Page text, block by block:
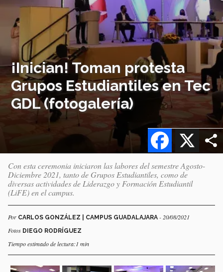
¡Inician! Toman protesta
Grupos Estudiantiles en Tec
GDL (fotogalería)
X
Facebook
Con esta ceremonia iniciaron las labores del semestre Agosto-
Diciembre 2021, tanto de Grupos Estudiantiles, como de
diversas actividades de Liderazgo y Formación Estudiantil
(LiFE) en el campus.
Por CARLOS GONZÁLEZ | CAMPUS GUADALAJARA - 20/08/2021
Fotos DIEGO RODRÍGUEZ
Tiempo estimado de lectura:1 min